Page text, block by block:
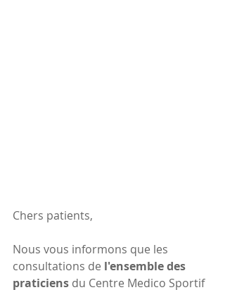
Chers patients,
Nous vous informons que les
consultations de l'ensemble des
praticiens du Centre Medico Sportif